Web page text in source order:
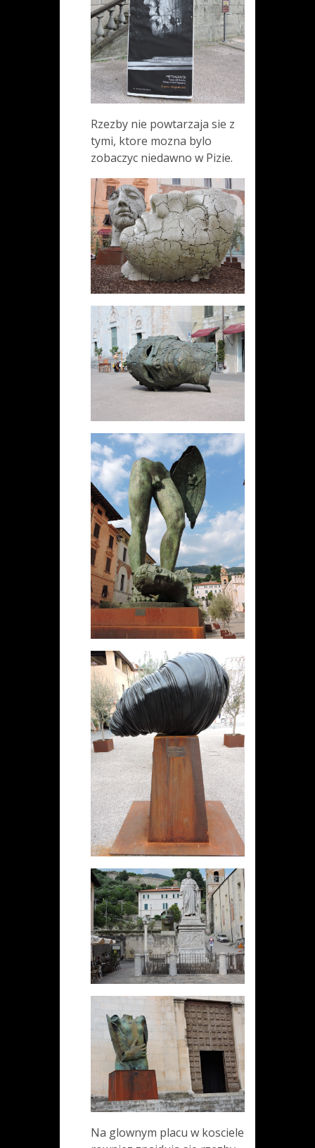
Rzezby nie powtarzaja sie z
tymi, ktore mozna bylo
zobaczyc niedawno w Pizie.
Na glownym placu w kosciele